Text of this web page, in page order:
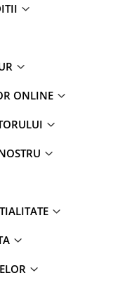
ONLINE